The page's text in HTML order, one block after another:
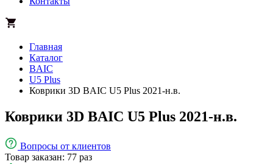
Главная
Каталог
BAIC
U5 Plus
Коврики 3D BAIC U5 Plus 2021-н.в.
Коврики 3D BAIC U5 Plus 2021-н.в.
Вопросы от клиентов
Товар заказан: 77 раз